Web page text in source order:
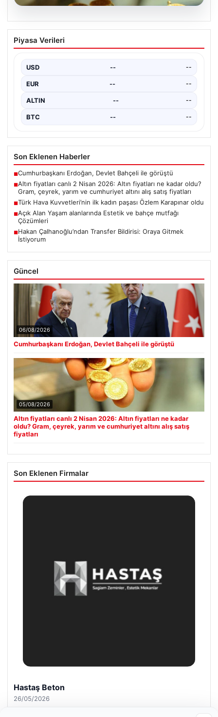
Altın fiyatları canlı 2 Nisan 2026: Altın
fiyatları ne kadar oldu? Gram, çeyrek,
fiyatları
Piyasa Verileri
USD -- --
EUR -- --
ALTIN -- --
BTC -- --
Son Eklenen Haberler
■Cumhurbaşkanı Erdoğan, Devlet Bahçeli ile görüştü
■Altın fiyatları canlı 2 Nisan 2026: Altın fiyatları ne kadar oldu?
Gram, çeyrek, yarım ve cumhuriyet altını alış satış fiyatları
■Türk Hava Kuvvetleri’nin ilk kadın paşası Özlem Karapınar oldu
■Açık Alan Yaşam alanlarında Estetik ve bahçe mutfağı
Çözümleri
■Hakan Çalhanoğlu’ndan Transfer Bildirisi: Oraya Gitmek
İstiyorum
Güncel
06/08/2026
Cumhurbaşkanı Erdoğan, Devlet Bahçeli ile görüştü
05/08/2026
Altın fiyatları canlı 2 Nisan 2026: Altın fiyatları ne kadar
oldu? Gram, çeyrek, yarım ve cumhuriyet altını alış satış
fiyatları
Son Eklenen Firmalar
Hastaş Beton
26/05/2026